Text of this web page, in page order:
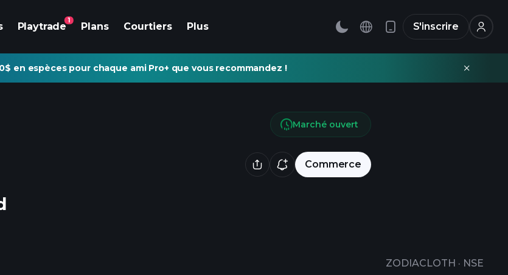
Playtrade
1
Plans Courtiers Plus S'inscrire
en espèces pour chaque ami Pro+ que vous recommandez !
Commerce
ZODIACLOTH · NSE
Marché ouvert